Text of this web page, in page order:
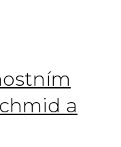
a